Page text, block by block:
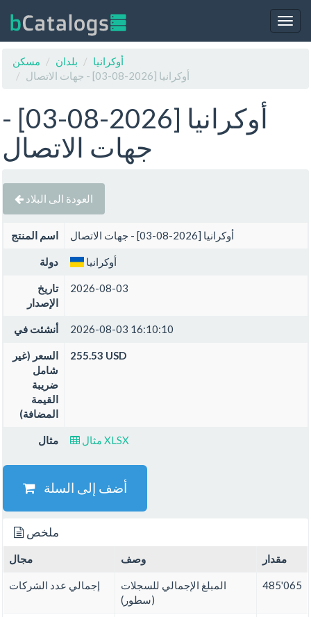
مسكن
بلدان
أوكرانيا
أوكرانيا [2026-08-03] - جهات الاتصال
أوكرانيا [2026-08-03] -
جهات الاتصال
العودة الى البلاد
اسم المنتج أوكرانيا [2026-08-03] - جهات الاتصال
دولة أوكرانيا
تاريخ
الإصدار
2026-08-03
أنشئت في 2026-08-03 16:10:10
السعر (غير
شامل
ضريبة
القيمة
المضافة)
255.53 USD
مثال مثال XLSX
أضف إلى السلة
ملخص
مجال وصف مقدار
إجمالي عدد الشركات
المبلغ الإجمالي للسجلات
(سطور)
485'065